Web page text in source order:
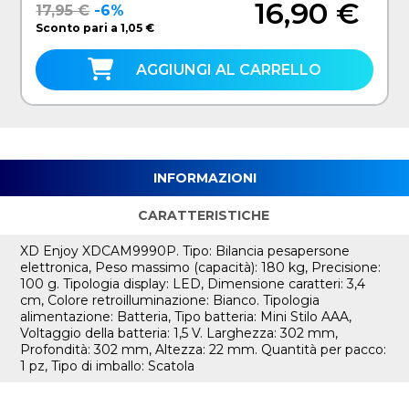
17,95 € -6%
Sconto pari a 1,05 € 16,90 €
AGGIUNGI AL CARRELLO
INFORMAZIONI
CARATTERISTICHE
XD Enjoy XDCAM9990P. Tipo: Bilancia pesapersone
elettronica, Peso massimo (capacità): 180 kg, Precisione:
100 g. Tipologia display: LED, Dimensione caratteri: 3,4
cm, Colore retroilluminazione: Bianco. Tipologia
alimentazione: Batteria, Tipo batteria: Mini Stilo AAA,
Voltaggio della batteria: 1,5 V. Larghezza: 302 mm,
Profondità: 302 mm, Altezza: 22 mm. Quantità per pacco:
1 pz, Tipo di imballo: Scatola